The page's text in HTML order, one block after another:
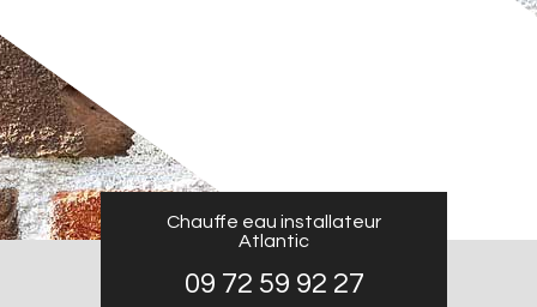
Chauffe eau installateur
Atlantic
09 72 59 92 27